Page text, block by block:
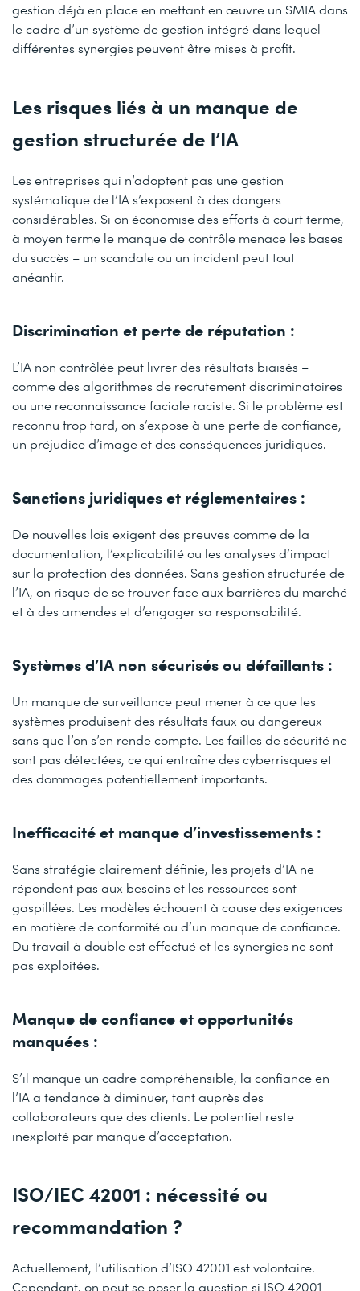
gestion déjà en place en mettant en œuvre un SMIA dans
le cadre d’un système de gestion intégré dans lequel
différentes synergies peuvent être mises à profit.
Les risques liés à un manque de
gestion structurée de l’IA
Les entreprises qui n’adoptent pas une gestion
systématique de l’IA s’exposent à des dangers
considérables. Si on économise des efforts à court terme,
à moyen terme le manque de contrôle menace les bases
du succès – un scandale ou un incident peut tout
anéantir.
Discrimination et perte de réputation :
L’IA non contrôlée peut livrer des résultats biaisés –
comme des algorithmes de recrutement discriminatoires
ou une reconnaissance faciale raciste. Si le problème est
reconnu trop tard, on s’expose à une perte de confiance,
un préjudice d’image et des conséquences juridiques.
Sanctions juridiques et réglementaires :
De nouvelles lois exigent des preuves comme de la
documentation, l’explicabilité ou les analyses d’impact
sur la protection des données. Sans gestion structurée de
l’IA, on risque de se trouver face aux barrières du marché
et à des amendes et d’engager sa responsabilité.
Systèmes d’IA non sécurisés ou défaillants :
Un manque de surveillance peut mener à ce que les
systèmes produisent des résultats faux ou dangereux
sans que l’on s’en rende compte. Les failles de sécurité ne
sont pas détectées, ce qui entraîne des cyberrisques et
des dommages potentiellement importants.
Inefficacité et manque d’investissements :
Sans stratégie clairement définie, les projets d’IA ne
répondent pas aux besoins et les ressources sont
gaspillées. Les modèles échouent à cause des exigences
en matière de conformité ou d’un manque de confiance.
Du travail à double est effectué et les synergies ne sont
pas exploitées.
Manque de confiance et opportunités
manquées :
S’il manque un cadre compréhensible, la confiance en
l’IA a tendance à diminuer, tant auprès des
collaborateurs que des clients. Le potentiel reste
inexploité par manque d’acceptation.
ISO/IEC 42001 : nécessité ou
recommandation ?
Actuellement, l’utilisation d’ISO 42001 est volontaire.
Cependant, on peut se poser la question si ISO 42001